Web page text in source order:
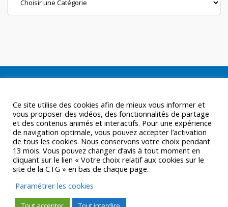
Ce site utilise des cookies afin de mieux vous informer et
vous proposer des vidéos, des fonctionnalités de partage
et des contenus animés et interactifs. Pour une expérience
de navigation optimale, vous pouvez accepter l’activation
de tous les cookies. Nous conservons votre choix pendant
13 mois. Vous pouvez changer d’avis à tout moment en
cliquant sur le lien « Votre choix relatif aux cookies sur le
site de la CTG » en bas de chaque page.
Paramétrer les cookies